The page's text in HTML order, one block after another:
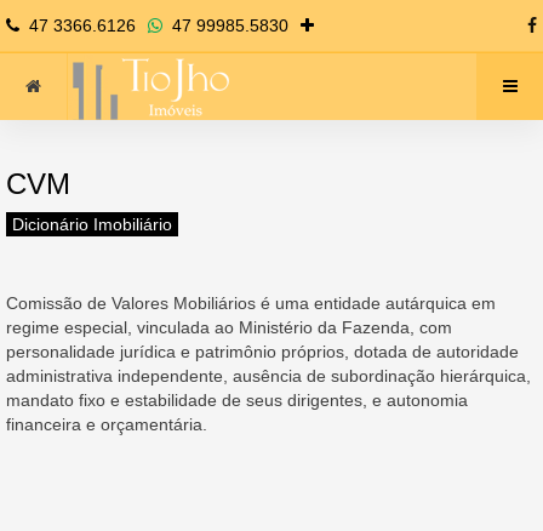
47 3366.6126 47 99985.5830
CVM
Dicionário Imobiliário
Comissão de Valores Mobiliários é uma entidade autárquica em
regime especial, vinculada ao Ministério da Fazenda, com
personalidade jurídica e patrimônio próprios, dotada de autoridade
administrativa independente, ausência de subordinação hierárquica,
mandato fixo e estabilidade de seus dirigentes, e autonomia
financeira e orçamentária.